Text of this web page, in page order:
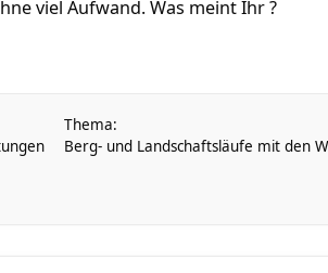
viel Aufwand. Was meint Ihr ?
Thema:
Berg- und Landschaftsläufe mit den